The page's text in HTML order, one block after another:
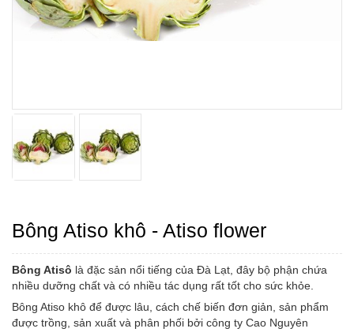
Bông Atiso khô - Atiso flower
Bông Atisô là đặc sản nổi tiếng của Đà Lạt, đây bộ phận chứa
nhiều dưỡng chất và có nhiều tác dụng rất tốt cho sức khỏe.
Bông Atiso khô để được lâu, cách chế biến đơn giản, sản phẩm
được trồng, sản xuất và phân phối bởi công ty Cao Nguyên